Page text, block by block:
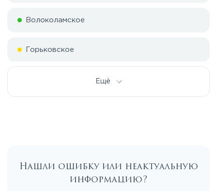
Волоколамское
Горьковское
Каширское
Ещё
Нашли ошибку или неактуальную
информацию?